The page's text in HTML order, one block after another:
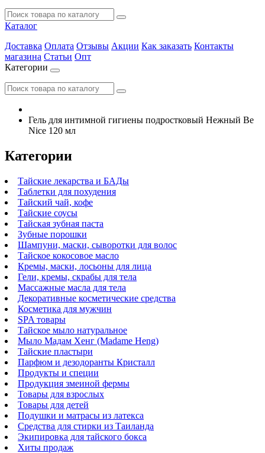
Каталог
Доставка Оплата Отзывы Акции Как заказать Контакты
магазина Статьи Опт
Категории
Гель для интимной гигиены подростковый Нежный Be
Nice 120 мл
Категории
Тайские лекарства и БАДы
Таблетки для похудения
Тайский чай, кофе
Тайские соусы
Тайская зубная паста
Зубные порошки
Шампуни, маски, сыворотки для волос
Тайское кокосовое масло
Кремы, маски, лосьоны для лица
Гели, кремы, скрабы для тела
Массажные масла для тела
Декоративные косметические средства
Косметика для мужчин
SPA товары
Тайское мыло натуральное
Мыло Мадам Хенг (Madame Heng)
Тайские пластыри
Парфюм и дезодоранты Кристалл
Продукты и специи
Продукция змеиной фермы
Товары для взрослых
Товары для детей
Подушки и матрасы из латекса
Средства для стирки из Таиланда
Экипировка для тайского бокса
Хиты продаж